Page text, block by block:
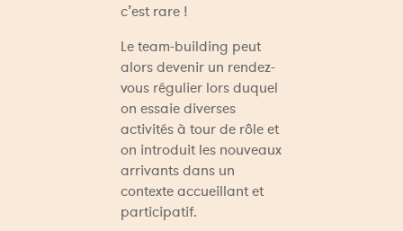
c’est rare !
Le team-building peut
alors devenir un rendez-
vous régulier lors duquel
on essaie diverses
activités à tour de rôle et
on introduit les nouveaux
arrivants dans un
contexte accueillant et
participatif.